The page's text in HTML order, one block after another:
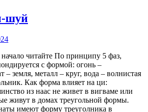
шуй
читайте По принципу 5 фаз,
с формой: огонь –
– земля, металл – круг, вода – волнистая
Как форма влияет на ци:
из наас не живет в вигваме или
живут в домах треугольной формы.
имеют форму треуголника в